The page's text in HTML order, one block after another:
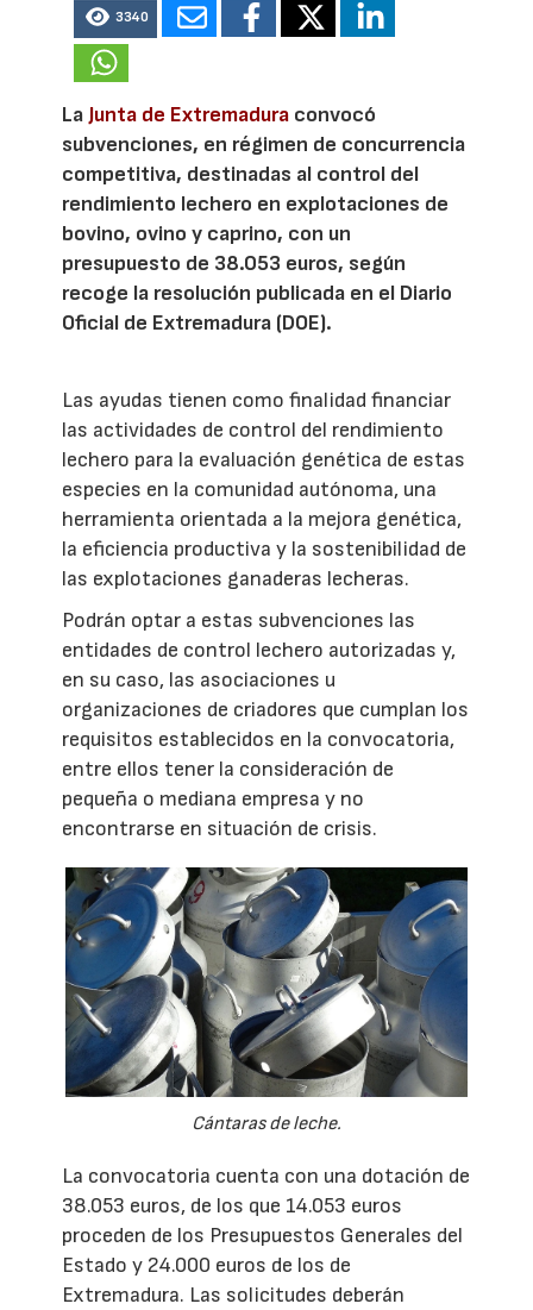
3340
LaJunta de Extremadura convocó
subvenciones, en régimen de concurrencia
competitiva, destinadas al control del
rendimiento lechero en explotaciones de
bovino, ovino y caprino, con un
presupuesto de 38.053 euros, según
recoge la resolución publicada en el Diario
Oficial de Extremadura (DOE).
Las ayudas tienen como finalidad financiar
las actividades de control del rendimiento
lechero para la evaluación genética de estas
especies en la comunidad autónoma, una
herramienta orientada a la mejora genética,
la eficiencia productiva y la sostenibilidad de
las explotaciones ganaderas lecheras.
Podrán optar a estas subvenciones las
entidades de control lechero autorizadas y,
en su caso, las asociaciones u
organizaciones de criadores que cumplan los
requisitos establecidos en la convocatoria,
entre ellos tener la consideración de
pequeña o mediana empresa y no
encontrarse en situación de crisis.
Cántaras de leche.
La convocatoria cuenta con una dotación de
38.053 euros, de los que 14.053 euros
proceden de los Presupuestos Generales del
Estado y 24.000 euros de los de
Extremadura. Las solicitudes deberán